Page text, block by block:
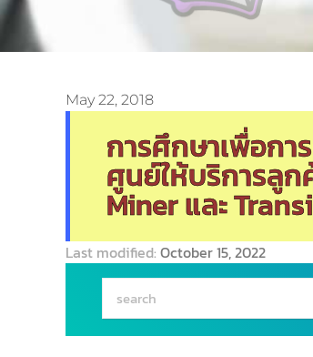
May 22, 2018
การศึกษาเพื่อกา
ศูนย์ให้บริการลู
Miner และ
Last modified: October 15, 2022